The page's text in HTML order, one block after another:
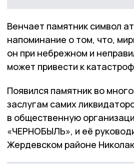
Венчает памятник символ
напоминание о том, что,
он при небрежном и
может привести к
Появился памятник во
заслугам самих
в общественную
«ЧЕРНОБЫЛЬ», и её
Жердевском районе